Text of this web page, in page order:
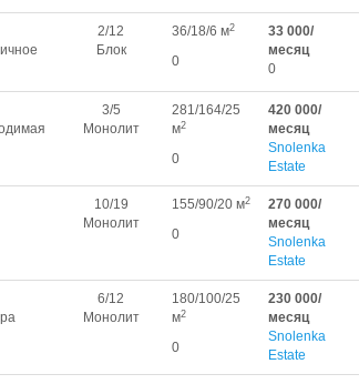
2/12
Блок
36/18/6 м2
0
33 000/
месяц
0
3/5
Монолит
281/164/25
м2
0
420 000/
месяц
Snolenka
Estate
10/19
Монолит
155/90/20 м2
0
270 000/
месяц
Snolenka
Estate
6/12
Монолит
180/100/25
м2
0
230 000/
месяц
Snolenka
Estate